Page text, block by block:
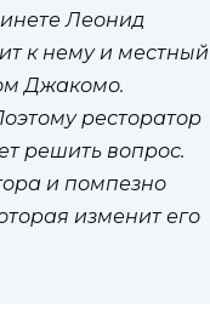
Леонид
к нему и местный
Джакомо.
ресторатор
решить вопрос.
и помпезно
изменит его